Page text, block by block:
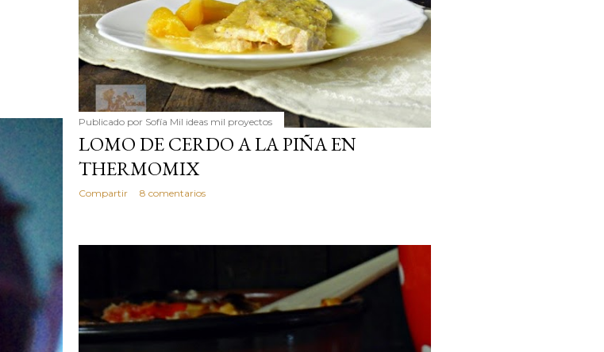
Publicado por Sofía Mil ideas mil proyectos
LOMO DE CERDO A LA PIÑA EN
THERMOMIX
Compartir 8 comentarios